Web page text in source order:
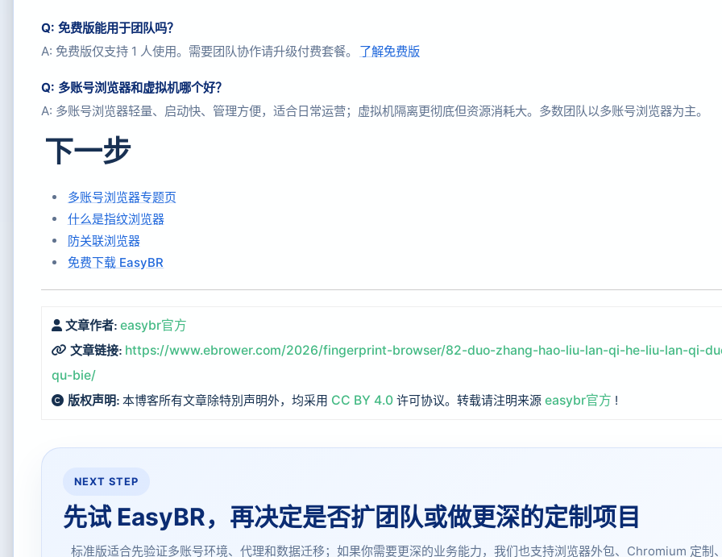
Q: 免费版能用于团队吗？
A: 免费版仅支持 1 人使用。需要团队协作请升级付费套餐。
了解免费版
Q: 多账号浏览器和虚拟机哪个好？
A: 多账号浏览器轻量、启动快、管理方便，适合日常运营；虚拟机隔离更彻底但资源消耗大。多数团队以多账号浏览器为主。
下一步
多账号浏览器专题页
什么是指纹浏览器
防关联浏览器
免费下载 EasyBR
文章作者: easybr官方
文章链接: https://www.ebrower.com/2026/fingerprint-browser/82-duo-zhang-hao-liu-lan-qi-he-liu-lan-qi-
qu-bie/
版权声明: 本博客所有文章除特別声明外，均采用 CC BY 4.0 许可协议。转载请注明来源 easybr官方 !
NEXT STEP
先试 EasyBR，再决定是否扩团队或做更深的定制项目
标准版适合先验证多账号环境、代理和数据迁移；如果你需要更深的业务能力，我们也支持浏览器外包、Chromium 定制